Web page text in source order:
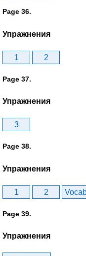
Page 36.
Упражнения
1 2
Page 37.
Упражнения
3
Page 38.
Упражнения
1 2
Page 39.
Упражнения